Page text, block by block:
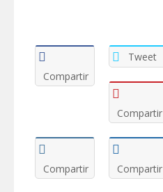
Compartir
Tweet
Compartir
Compartir Compartir